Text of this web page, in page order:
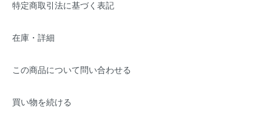
特定商取引法に基づく表記
在庫・詳細
この商品について問い合わせる
買い物を続ける